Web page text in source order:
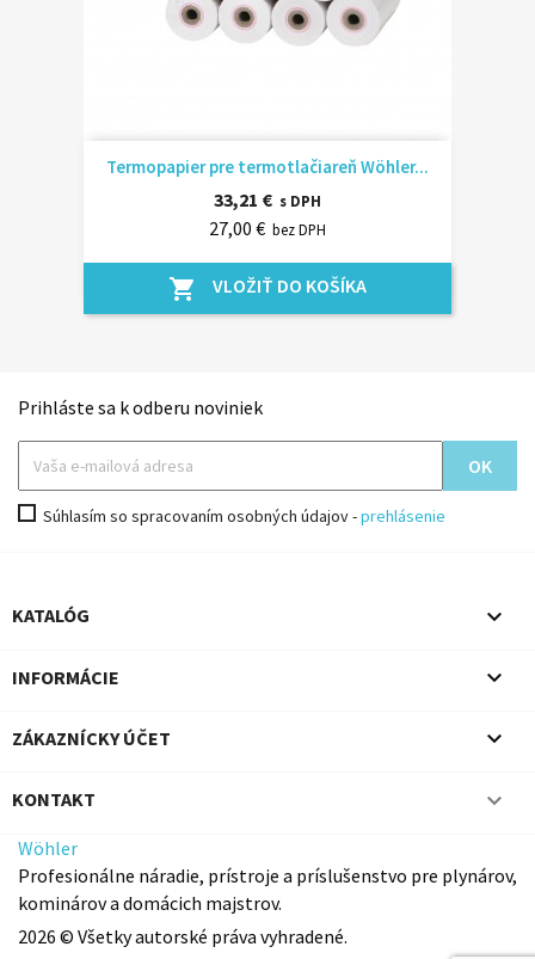
Termopapier pre termotlačiareň Wöhler...
33,21 € s DPH
27,00 € bez DPH
shopping_cart VLOŽIŤ DO KOŠÍKA
Prihláste sa k odberu noviniek
Súhlasím so spracovaním osobných údajov -prehlásenie
KATALÓG 
INFORMÁCIE 
ZÁKAZNÍCKY ÚČET 
KONTAKT 
Wöhler
Profesionálne náradie, prístroje a príslušenstvo pre plynárov,
kominárov a domácich majstrov.
2026 © Všetky autorské práva vyhradené.